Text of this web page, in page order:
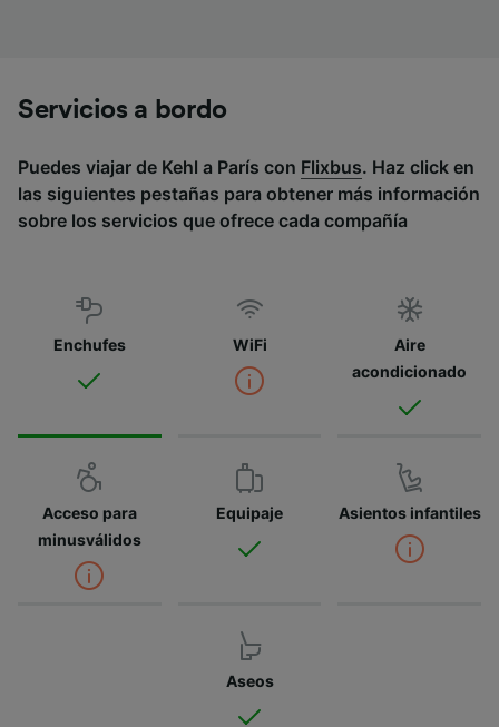
Servicios a bordo
Puedes viajar de Kehl a París con Flixbus. Haz click en
las siguientes pestañas para obtener más información
sobre los servicios que ofrece cada compañía
Enchufes WiFi
Aire
acondicionado
Acceso para
minusválidos
Equipaje Asientos infantiles
Aseos